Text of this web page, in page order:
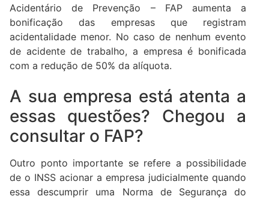
Acidentário de Prevenção – FAP aumenta a
bonificação das empresas que registram
acidentalidade menor. No caso de nenhum evento
de acidente de trabalho, a empresa é bonificada
com a redução de 50% da alíquota.
A sua empresa está atenta a
essas questões? Chegou a
consultar o FAP?
Outro ponto importante se refere a possibilidade
de o INSS acionar a empresa judicialmente quando
essa descumprir uma Norma de Segurança do